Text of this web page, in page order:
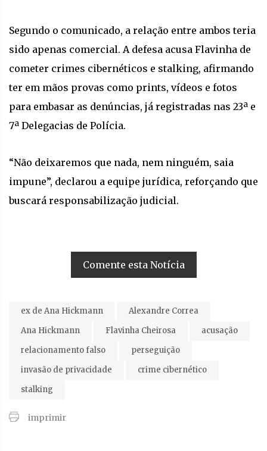
Segundo o comunicado, a relação entre ambos teria
sido apenas comercial. A defesa acusa Flavinha de
cometer crimes cibernéticos e stalking, afirmando
ter em mãos provas como prints, vídeos e fotos
para embasar as denúncias, já registradas nas 23ª e
7ª Delegacias de Polícia.
“Não deixaremos que nada, nem ninguém, saia
impune”, declarou a equipe jurídica, reforçando que
buscará responsabilização judicial.
Comente esta Notícia
ex de Ana Hickmann
Alexandre Correa
Ana Hickmann
Flavinha Cheirosa
acusação
relacionamento falso
perseguição
invasão de privacidade
crime cibernético
stalking
imprimir